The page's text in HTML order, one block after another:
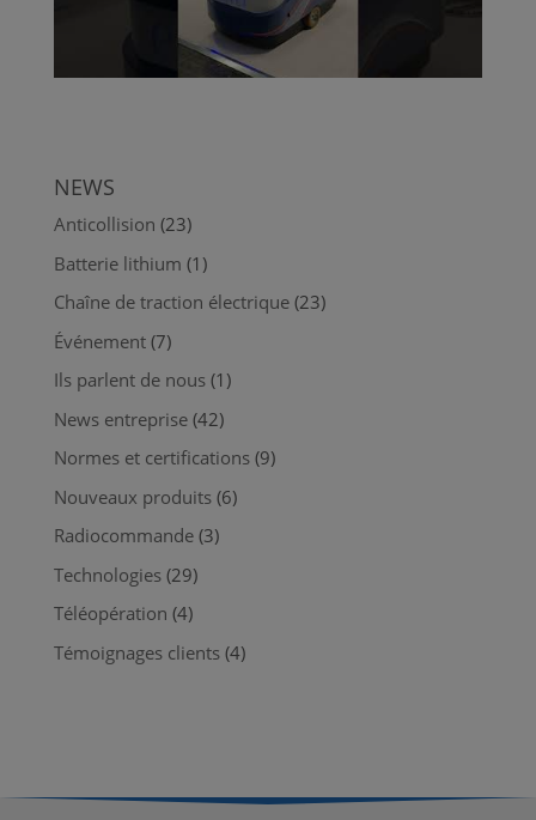
NEWS
Anticollision (23)
Batterie lithium (1)
Chaîne de traction électrique(23)
Événement(7)
Ils parlent de nous(1)
News entreprise(42)
Normes et certifications(9)
Nouveaux produits(6)
Radiocommande(3)
Technologies(29)
Téléopération (4)
Témoignages clients(4)